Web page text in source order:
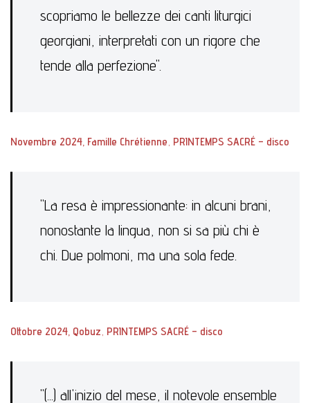
scopriamo le bellezze dei canti liturgici
georgiani, interpretati con un rigore che
tende alla perfezione".
Novembre 2024, Famille Chrétienne PRINTEMPS SACRÉ – disco
"La resa è impressionante: in alcuni brani,
nonostante la lingua, non si sa più chi è
chi. Due polmoni, ma una sola fede.
Ottobre 2024, Qobuz PRINTEMPS SACRÉ – disco
"(...) all'inizio del mese, il notevole ensemble